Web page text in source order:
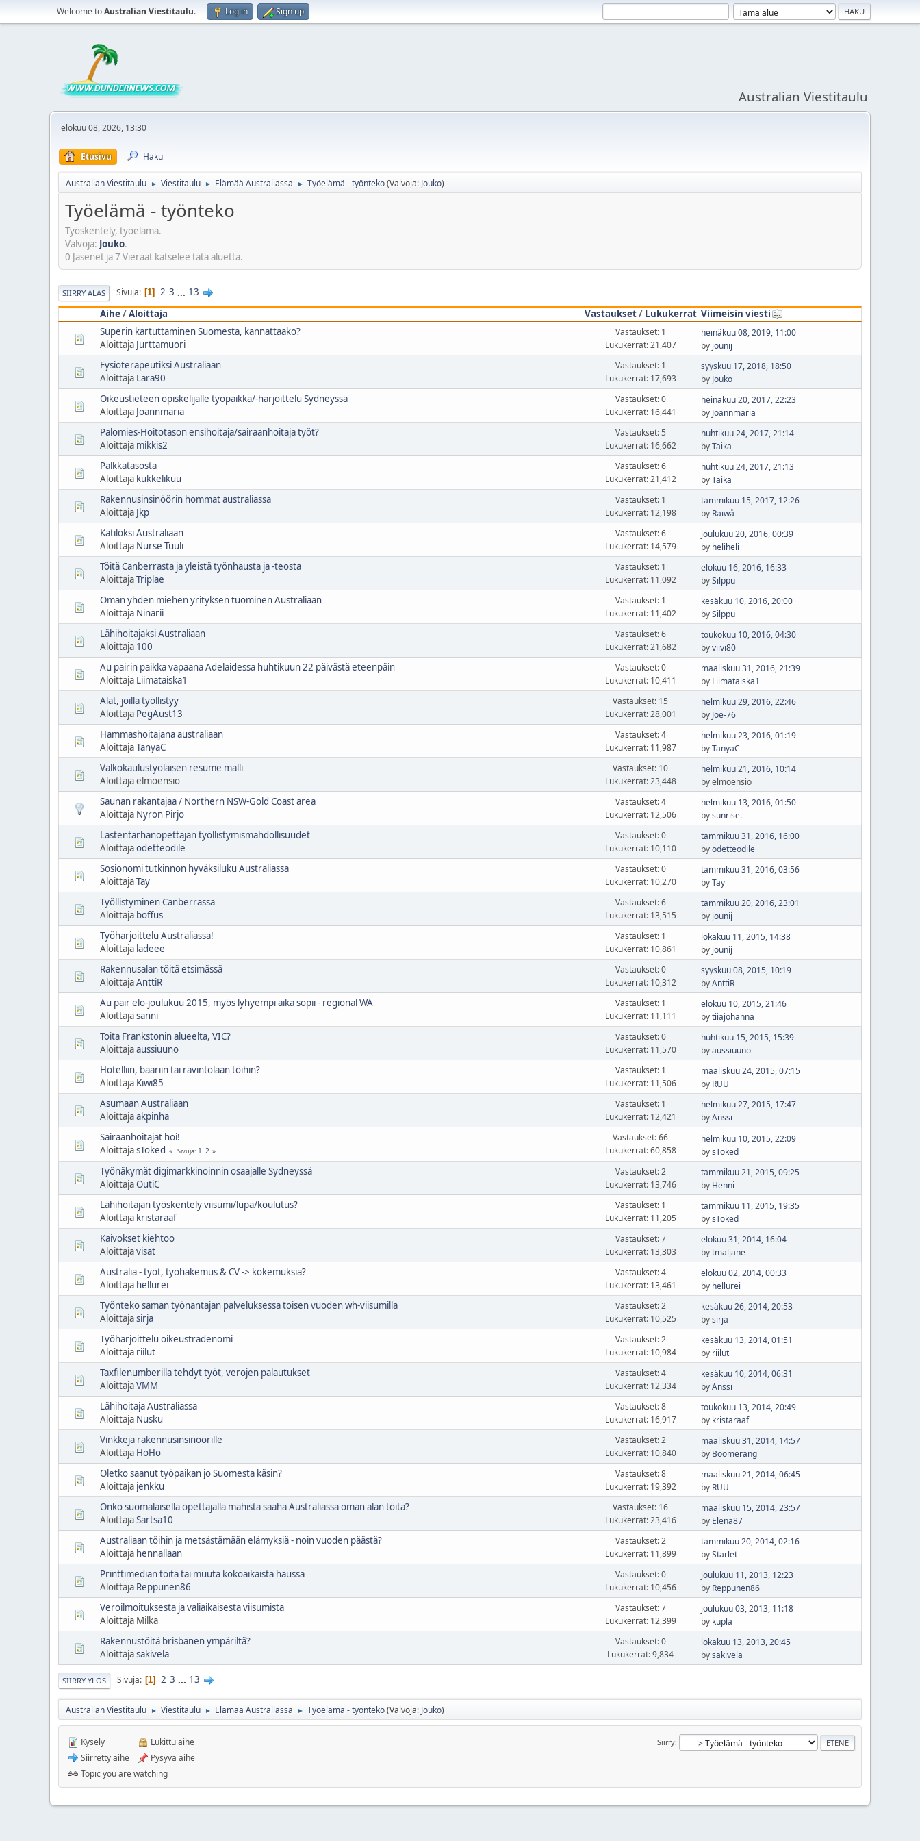
Welcome toAustralian Viestitaulu. Log in Sign up
Australian Viestitaulu
elokuu 08, 2026, 13:30
Etusivu Haku
Australian Viestitaulu ► Viestitaulu ► Elämää Australiassa ► Työelämä - työnteko(Valvoja: Jouko)
Työelämä - työnteko
Työskentely, työelämä.
Valvoja: Jouko.
0 Jäsenet ja 7 Vieraat katselee tätä aluetta.
SIIRRY ALAS Sivuja 1 2 3 ... 13
Aihe/Aloittaja Vastaukset/ Lukukerrat Viimeisin viesti
Superin kartuttaminen Suomesta, kannattaako?
Aloittaja Jurttamuori
Vastaukset: 1
Lukukerrat: 21,407
heinäkuu 08, 2019, 11:00
by jounij
Fysioterapeutiksi Australiaan
Aloittaja Lara90
Vastaukset: 1
Lukukerrat: 17,693
syyskuu 17, 2018, 18:50
by Jouko
Oikeustieteen opiskelijalle työpaikka/-harjoittelu Sydneyssä
Aloittaja Joannmaria
Vastaukset: 0
Lukukerrat: 16,441
heinäkuu 20, 2017, 22:23
by Joannmaria
Palomies-Hoitotason ensihoitaja/sairaanhoitaja työt?
Aloittaja mikkis2
Vastaukset: 5
Lukukerrat: 16,662
huhtikuu 24, 2017, 21:14
byTaika
Palkkatasosta
Aloittaja kukkelikuu
Vastaukset: 6
Lukukerrat: 21,412
huhtikuu 24, 2017, 21:13
byTaika
Rakennusinsinöörin hommat australiassa
Aloittaja Jkp
Vastaukset: 1
Lukukerrat: 12,198
tammikuu 15, 2017, 12:26
by Raiwå
Kätilöksi Australiaan
Aloittaja Nurse Tuuli
Vastaukset: 6
Lukukerrat: 14,579
joulukuu 20, 2016, 00:39
by heliheli
Töitä Canberrasta ja yleistä työnhausta ja -teosta
AloittajaTriplae
Vastaukset: 1
Lukukerrat: 11,092
elokuu 16, 2016, 16:33
bySilppu
Oman yhden miehen yrityksen tuominen Australiaan
Aloittaja Ninarii
Vastaukset: 1
Lukukerrat: 11,402
kesäkuu 10, 2016, 20:00
bySilppu
Lähihoitajaksi Australiaan
Aloittaja 100
Vastaukset: 6
Lukukerrat: 21,682
toukokuu 10, 2016, 04:30
byviivi80
Au pairin paikka vapaana Adelaidessa huhtikuun 22 päivästä eteenpäin
Aloittaja Liimataiska1
Vastaukset: 0
Lukukerrat: 10,411
maaliskuu 31, 2016, 21:39
by Liimataiska1
Alat, joilla työllistyy
Aloittaja PegAust13
Vastaukset: 15
Lukukerrat: 28,001
helmikuu 29, 2016, 22:46
by Joe-76
Hammashoitajana australiaan
AloittajaTanyaC
Vastaukset: 4
Lukukerrat: 11,987
helmikuu 23, 2016, 01:19
byTanyaC
Valkokaulustyöläisen resume malli
Aloittaja elmoensio
Vastaukset: 10
Lukukerrat: 23,448
helmikuu 21, 2016, 10:14
by elmoensio
Saunan rakantajaa / Northern NSW-Gold Coast area
Aloittaja Nyron Pirjo
Vastaukset: 4
Lukukerrat: 12,506
helmikuu 13, 2016, 01:50
bysunrise.
Lastentarhanopettajan työllistymismahdollisuudet
Aloittajaodetteodile
Vastaukset: 0
Lukukerrat: 10,110
tammikuu 31, 2016, 16:00
byodetteodile
Sosionomi tutkinnon hyväksiluku Australiassa
AloittajaTay
Vastaukset: 0
Lukukerrat: 10,270
tammikuu 31, 2016, 03:56
byTay
Työllistyminen Canberrassa
Aloittaja boffus
Vastaukset: 6
Lukukerrat: 13,515
tammikuu 20, 2016, 23:01
by jounij
Työharjoittelu Australiassa!
Aloittaja ladeee
Vastaukset: 1
Lukukerrat: 10,861
lokakuu 11, 2015, 14:38
by jounij
Rakennusalan töitä etsimässä
AloittajaAnttiR
Vastaukset: 0
Lukukerrat: 10,312
syyskuu 08, 2015, 10:19
byAnttiR
Au pair elo-joulukuu 2015, myös lyhyempi aika sopii - regional WA
Aloittajasanni
Vastaukset: 1
Lukukerrat: 11,111
elokuu 10, 2015, 21:46
bytiiajohanna
Toita Frankstonin alueelta, VIC?
Aloittajaaussiuuno
Vastaukset: 0
Lukukerrat: 11,570
huhtikuu 15, 2015, 15:39
byaussiuuno
Hotelliin, baariin tai ravintolaan töihin?
Aloittaja Kiwi85
Vastaukset: 1
Lukukerrat: 11,506
maaliskuu 24, 2015, 07:15
by RUU
Asumaan Australiaan
Aloittajaakpinha
Vastaukset: 1
Lukukerrat: 12,421
helmikuu 27, 2015, 17:47
byAnssi
Sairaanhoitajat hoi!
AloittajasToked Sivuja 1 2
Vastaukset: 66
Lukukerrat: 60,858
helmikuu 10, 2015, 22:09
bysToked
Työnäkymät digimarkkinoinnin osaajalle Sydneyssä
AloittajaOutiC
Vastaukset: 2
Lukukerrat: 13,746
tammikuu 21, 2015, 09:25
by Henni
Lähihoitajan työskentely viisumi/lupa/koulutus?
Aloittaja kristaraaf
Vastaukset: 1
Lukukerrat: 11,205
tammikuu 11, 2015, 19:35
bysToked
Kaivokset kiehtoo
Aloittajavisat
Vastaukset: 7
Lukukerrat: 13,303
elokuu 31, 2014, 16:04
bytmaljane
Australia - työt, työhakemus & CV -> kokemuksia?
Aloittaja hellurei
Vastaukset: 4
Lukukerrat: 13,461
elokuu 02, 2014, 00:33
by hellurei
Työnteko saman työnantajan palveluksessa toisen vuoden wh-viisumilla
Aloittajasirja
Vastaukset: 2
Lukukerrat: 10,525
kesäkuu 26, 2014, 20:53
bysirja
Työharjoittelu oikeustradenomi
Aloittaja riilut
Vastaukset: 2
Lukukerrat: 10,984
kesäkuu 13, 2014, 01:51
by riilut
Taxfilenumberilla tehdyt työt, verojen palautukset
AloittajaVMM
Vastaukset: 4
Lukukerrat: 12,334
kesäkuu 10, 2014, 06:31
byAnssi
Lähihoitaja Australiassa
Aloittaja Nusku
Vastaukset: 8
Lukukerrat: 16,917
toukokuu 13, 2014, 20:49
by kristaraaf
Vinkkeja rakennusinsinoorille
Aloittaja HoHo
Vastaukset: 2
Lukukerrat: 10,840
maaliskuu 31, 2014, 14:57
by Boomerang
Oletko saanut työpaikan jo Suomesta käsin?
Aloittaja jenkku
Vastaukset: 8
Lukukerrat: 19,392
maaliskuu 21, 2014, 06:45
by RUU
Onko suomalaisella opettajalla mahista saaha Australiassa oman alan töitä?
AloittajaSartsa10
Vastaukset: 16
Lukukerrat: 23,416
maaliskuu 15, 2014, 23:57
by Elena87
Australiaan töihin ja metsästämään elämyksiä - noin vuoden päästä?
Aloittaja hennallaan
Vastaukset: 2
Lukukerrat: 11,899
tammikuu 20, 2014, 02:16
byStarlet
Printtimedian töitä tai muuta kokoaikaista haussa
Aloittaja Reppunen86
Vastaukset: 0
Lukukerrat: 10,456
joulukuu 11, 2013, 12:23
by Reppunen86
Veroilmoituksesta ja valiaikaisesta viisumista
Aloittaja Milka
Vastaukset: 7
Lukukerrat: 12,399
joulukuu 03, 2013, 11:18
by kupla
Rakennustöitä brisbanen ympäriltä?
Aloittajasakivela
Vastaukset: 0
Lukukerrat: 9,834
lokakuu 13, 2013, 20:45
bysakivela
SIIRRY YLÖS Sivuja 1 2 3 ... 13
Australian Viestitaulu ► Viestitaulu ► Elämää Australiassa ► Työelämä - työnteko(Valvoja: Jouko)
Siirry
Kysely
Siirretty aihe
Lukittu aihe
Pysyvä aihe
Topic you are watching